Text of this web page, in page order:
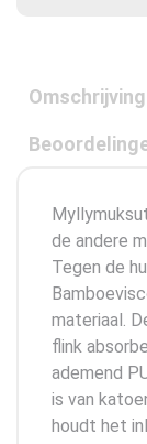
Omschrijving
de andere
Tegen de
materiaal.
flink
ademend
is van
houdt het